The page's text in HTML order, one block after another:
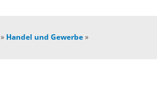
» Handel und Gewerbe»